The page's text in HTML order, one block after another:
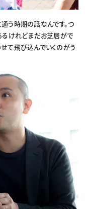
時期の話なんです。つ
るけれどまだお芝居がで
て飛び込んでいくのがう